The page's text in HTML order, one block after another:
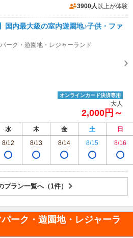
ます。 ※休日とは土/日/祝日/国民の休日/お
ます。 ※営業スケジュールが変更になる場
式HPをご確認ください。
3900人 以上が体験
国内最大級の室内遊園地♪子供・ファ
ーク・遊園地・レジャーランド
オンラインカード決済専用
大人
2,000円～
水 木 金 土
日
8/12 8/13 8/14 8/15 8/16
プラン一覧へ（1件）
ーク・遊園地・レジャーラ